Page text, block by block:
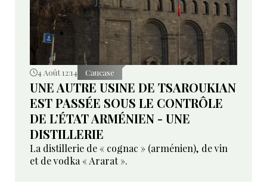
4 Août 12:14 Caucase
UNE AUTRE USINE DE TSAROUKIAN
EST PASSÉE SOUS LE CONTRÔLE
DE L’ÉTAT ARMÉNIEN - UNE
DISTILLERIE
La distillerie de « cognac » (arménien), de vin
et de vodka « Ararat ».